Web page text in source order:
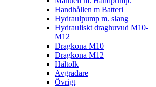
Handhållen m Batteri
Hydraulpump m. slang
Hydrauliskt draghuvud M10-
M12
Dragkona M10
Dragkona M12
Håltolk
Avgradare
Övrigt